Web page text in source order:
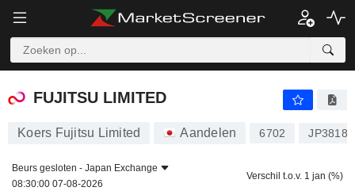
FUJITSU LIMITED
FUJITSU LIMITED
Koers Fujitsu Limited Aandelen 6702
Beurs gesloten - Japan Exchange
08:30:00 07-08-2026
Verschil t.o.v. 1 jan (%)